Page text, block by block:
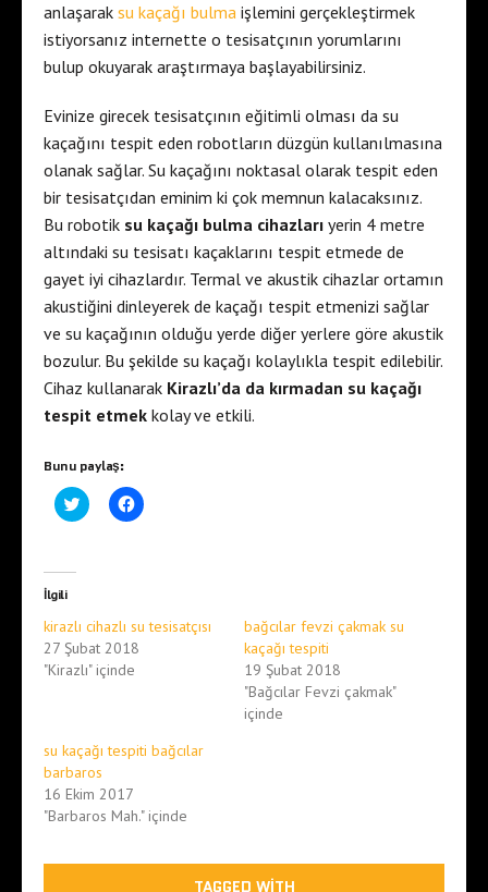
anlaşarak su kaçağı bulma işlemini gerçekleştirmek
istiyorsanız internette o tesisatçının yorumlarını
bulup okuyarak araştırmaya başlayabilirsiniz.
Evinize girecek tesisatçının eğitimli olması da su
kaçağını tespit eden robotların düzgün kullanılmasına
olanak sağlar. Su kaçağını noktasal olarak tespit eden
bir tesisatçıdan eminim ki çok memnun kalacaksınız.
Bu robotik su kaçağı bulma cihazları yerin 4 metre
altındaki su tesisatı kaçaklarını tespit etmede de
gayet iyi cihazlardır. Termal ve akustik cihazlar ortamın
akustiğini dinleyerek de kaçağı tespit etmenizi sağlar
ve su kaçağının olduğu yerde diğer yerlere göre akustik
bozulur. Bu şekilde su kaçağı kolaylıkla tespit edilebilir.
Cihaz kullanarak Kirazlı’da da kırmadan su kaçağı
tespit etmek kolay ve etkili.
Bunu paylaş:
T
w
e
r
i
n
l
a
ş
m
a
k
i
F
a
t
a
p
m
a
i
n
k
İlgili
kirazlı cihazlı su tesisatçısı
27 Şubat 2018
"Kirazlı" içinde
bağcılar fevzi çakmak su
kaçağı tespiti
19 Şubat 2018
"Bağcılar Fevzi çakmak"
içinde
su kaçağı tespiti bağcılar
barbaros
16 Ekim 2017
"Barbaros Mah." içinde
TAGGED WITH